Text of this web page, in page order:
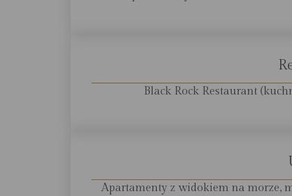
Black Rock Restaurant
Apartamenty z widokiem na morze,